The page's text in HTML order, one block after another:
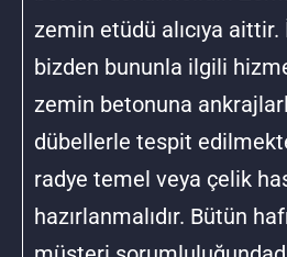
zemin etüdü alıcıya
bizden bununla ilgili
zemin betonuna
dübellerle tespit
radye temel veya çelik
hazırlanmalıdır. Bütün